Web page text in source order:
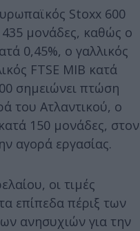
Stoxx 600
435 μονάδες, καθώς ο
0,45%, ο γαλλικός
FTSE MIB κατά
σημειώνει πτώση
του Ατλαντικού, ο
150 μονάδες, στον
αγορά εργασίας.
οι τιμές
επίπεδα πέριξ των
ανησυχιών για την